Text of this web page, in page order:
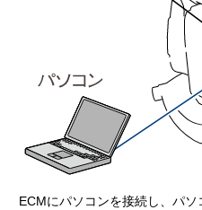
ECMにパソコンを接続し、パ